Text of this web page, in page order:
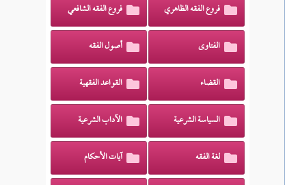
فروع الفقه الظاهري فروع الفقه الشافعي
الفتاوى أصول الفقه
القضاء القواعد الفقهية
السياسة الشرعية الآداب الشرعية
لغة الفقه آيات الأحكام